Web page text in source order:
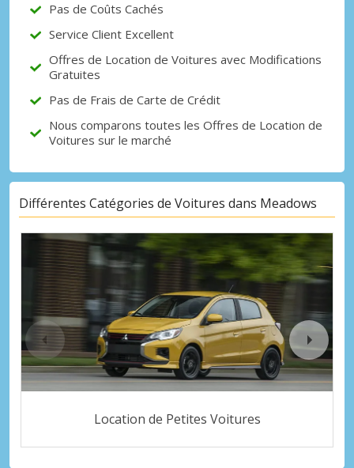
Pas de Coûts Cachés
Service Client Excellent
Offres de Location de Voitures avec Modifications
Gratuites
Pas de Frais de Carte de Crédit
Nous comparons toutes les Offres de Location de
Voitures sur le marché
Différentes Catégories de Voitures dans Meadows
Location de Petites Voitures